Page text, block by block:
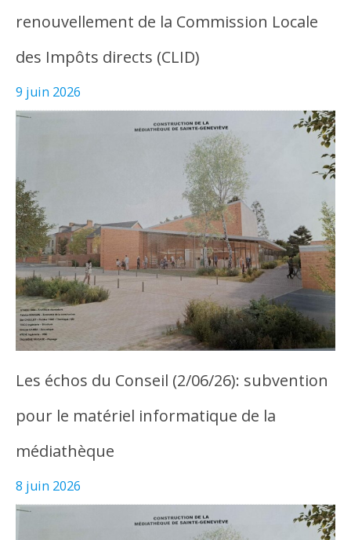
renouvellement de la Commission Locale
des Impôts directs (CLID)
9 juin 2026
Les échos du Conseil (2/06/26): subvention
pour le matériel informatique de la
médiathèque
8 juin 2026